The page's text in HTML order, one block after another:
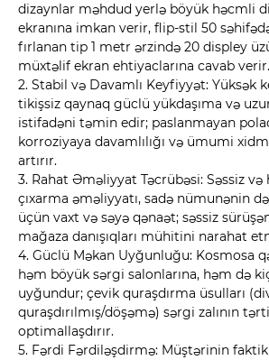
dizaynlar məhdud yerlə böyük həcmli
ekranına imkan verir, flip-stil 50
fırlanan tip 1 metr ərzində 20 displey
müxtəlif ekran ehtiyaclarına cavab verir.
2. Stabil və Davamlı Keyfiyyət: Yüksək
tikişsiz qaynaq güclü yükdaşıma və
istifadəni təmin edir; paslanmayan
korroziyaya davamlılığı və ümumi
artırır.
3. Rahat Əməliyyat Təcrübəsi: Səssiz
çıxarma əməliyyatı, sadə nümunənin
üçün vaxt və səyə qənaət; səssiz
mağaza danışıqları mühitini narahat
4. Güclü Məkan Uyğunluğu: Kosmosa
həm böyük sərgi salonlarına, həm də
uyğundur; çevik quraşdırma üsulları
quraşdırılmış/döşəmə) sərgi zalının
optimallaşdırır.
5. Fərdi Fərdiləşdirmə: Müştərinin